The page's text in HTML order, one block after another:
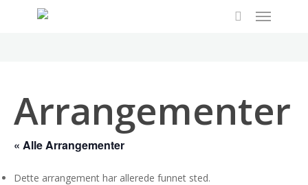
Menu
Arrangementer
« Alle Arrangementer
Dette arrangement har allerede funnet sted.